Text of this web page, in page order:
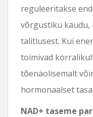
reguleeritakse
võrgustiku kaudu,
talitlusest. Kui
toimivad
tõenäolisemalt
hormonaalset
NAD+ taseme